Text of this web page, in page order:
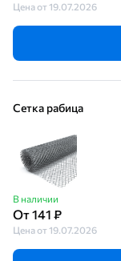
Цена от 19.07.2026
Сетка рабица
В наличии
От 141 ₽
Цена от 19.07.2026